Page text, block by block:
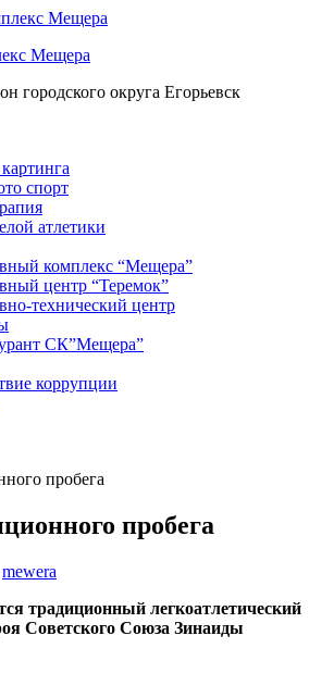
Мещера
городского округа Егорьевск
спорт
атлетики
комплекс “Мещера”
центр “Теремок”
технический центр
СК”Мещера”
коррупции
пробега
mewera
традиционный легкоатлетический
Советского Союза Зинаиды